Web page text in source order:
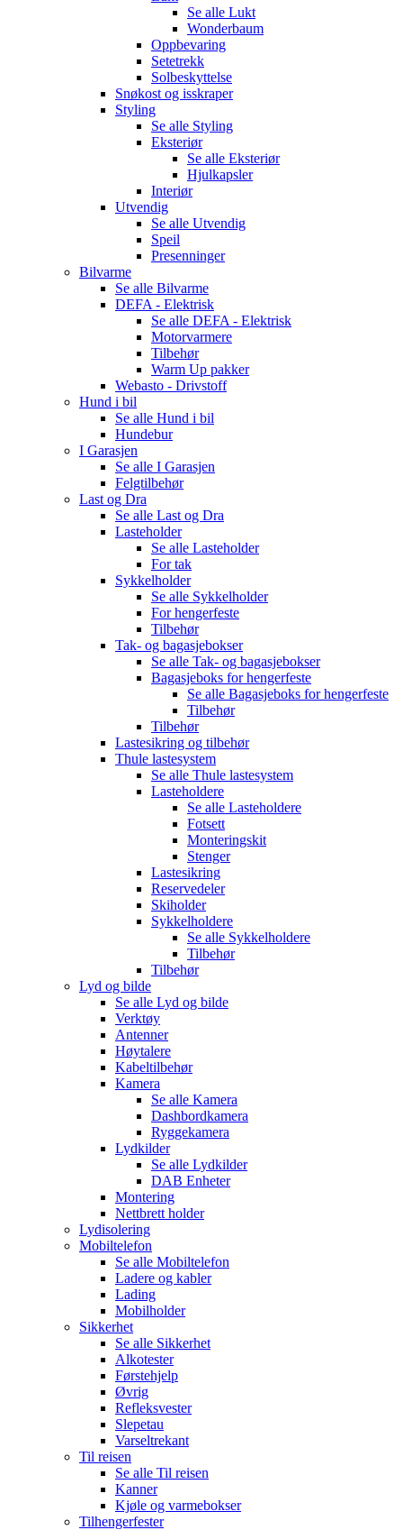
Se alle Lukt
Wonderbaum
Oppbevaring
Setetrekk
Solbeskyttelse
Snøkost og isskraper
Styling
Se alle Styling
Eksteriør
Se alle Eksteriør
Hjulkapsler
Interiør
Utvendig
Se alle Utvendig
Speil
Presenninger
Bilvarme
Se alle Bilvarme
DEFA - Elektrisk
Se alle DEFA - Elektrisk
Motorvarmere
Tilbehør
Warm Up pakker
Webasto - Drivstoff
Hund i bil
Se alle Hund i bil
Hundebur
I Garasjen
Se alle I Garasjen
Felgtilbehør
Last og Dra
Se alle Last og Dra
Lasteholder
Se alle Lasteholder
For tak
Sykkelholder
Se alle Sykkelholder
For hengerfeste
Tilbehør
Tak- og bagasjebokser
Se alle Tak- og bagasjebokser
Bagasjeboks for hengerfeste
Se alle Bagasjeboks for hengerfeste
Tilbehør
Tilbehør
Lastesikring og tilbehør
Thule lastesystem
Se alle Thule lastesystem
Lasteholdere
Se alle Lasteholdere
Fotsett
Monteringskit
Stenger
Lastesikring
Reservedeler
Skiholder
Sykkelholdere
Se alle Sykkelholdere
Tilbehør
Tilbehør
Lyd og bilde
Se alle Lyd og bilde
Verktøy
Antenner
Høytalere
Kabeltilbehør
Kamera
Se alle Kamera
Dashbordkamera
Ryggekamera
Lydkilder
Se alle Lydkilder
DAB Enheter
Montering
Nettbrett holder
Lydisolering
Mobiltelefon
Se alle Mobiltelefon
Ladere og kabler
Lading
Mobilholder
Sikkerhet
Se alle Sikkerhet
Alkotester
Førstehjelp
Øvrig
Refleksvester
Slepetau
Varseltrekant
Til reisen
Se alle Til reisen
Kanner
Kjøle og varmebokser
Tilhengerfester